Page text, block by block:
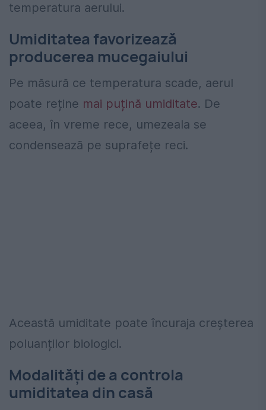
temperatura aerului.
Umiditatea favorizează
producerea mucegaiului
Pe măsură ce temperatura scade, aerul
poate reține mai puțină umiditate. De
aceea, în vreme rece, umezeala se
condensează pe suprafețe reci.
Această umiditate poate încuraja creșterea
poluanților biologici.
Modalități de a controla
umiditatea din casă